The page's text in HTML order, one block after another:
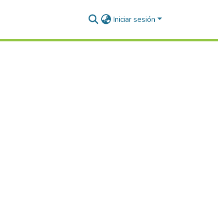
Iniciar sesión